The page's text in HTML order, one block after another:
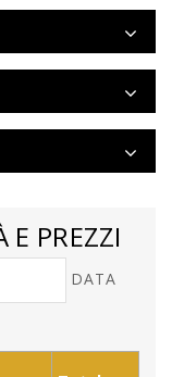
E PREZZI
DATA